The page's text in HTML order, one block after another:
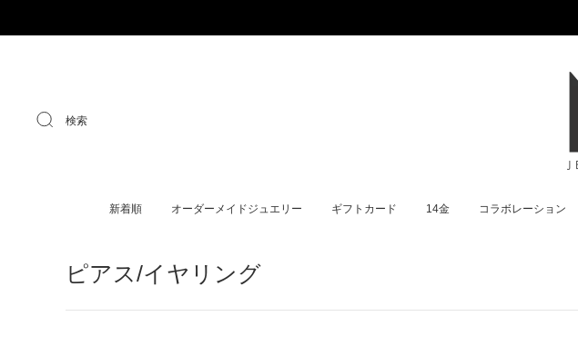
検索
新着順 オーダーメイドジュエリー ギフトカード 14金 コラボレーション
ピアス/イヤリング